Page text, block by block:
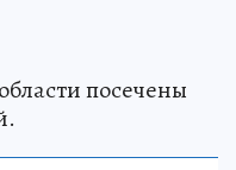
посечены